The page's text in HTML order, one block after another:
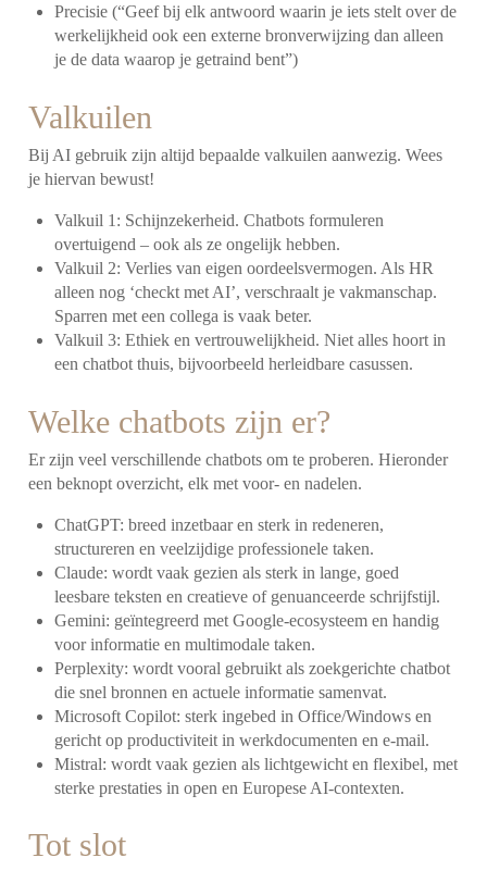
Precisie (“Geef bij elk antwoord waarin je iets stelt over de
werkelijkheid ook een externe bronverwijzing dan alleen
je de data waarop je getraind bent”)
Valkuilen
Bij AI gebruik zijn altijd bepaalde valkuilen aanwezig. Wees
je hiervan bewust!
Valkuil 1: Schijnzekerheid. Chatbots formuleren
overtuigend – ook als ze ongelijk hebben.
Valkuil 2: Verlies van eigen oordeelsvermogen. Als HR
alleen nog ‘checkt met AI’, verschraalt je vakmanschap.
Sparren met een collega is vaak beter.
Valkuil 3: Ethiek en vertrouwelijkheid. Niet alles hoort in
een chatbot thuis, bijvoorbeeld herleidbare casussen.
Welke chatbots zijn er?
Er zijn veel verschillende chatbots om te proberen. Hieronder
een beknopt overzicht, elk met voor- en nadelen.
ChatGPT: breed inzetbaar en sterk in redeneren,
structureren en veelzijdige professionele taken.
Claude: wordt vaak gezien als sterk in lange, goed
leesbare teksten en creatieve of genuanceerde schrijfstijl.
Gemini: geïntegreerd met Google-ecosysteem en handig
voor informatie en multimodale taken.
Perplexity: wordt vooral gebruikt als zoekgerichte chatbot
die snel bronnen en actuele informatie samenvat.
Microsoft Copilot: sterk ingebed in Office/Windows en
gericht op productiviteit in werkdocumenten en e-mail.
Mistral: wordt vaak gezien als lichtgewicht en flexibel, met
sterke prestaties in open en Europese AI-contexten.
Tot slot